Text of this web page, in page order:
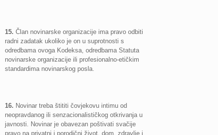
15. Član novinarske organizacije ima pravo odbiti
radni zadatak ukoliko je on u suprotnosti s
odredbama ovoga Kodeksa, odredbama Statuta
novinarske organizacije ili profesionalno-etičkim
standardima novinarskog posla.
16. Novinar treba štititi čovjekovu intimu od
neopravdanog ili senzacionalističkog otkrivanja u
javnosti. Novinar je obavezan poštivati svačije
pravo na privatni i porodični život, dom, zdravlje i